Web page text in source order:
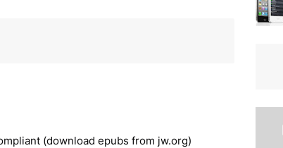
(download epubs from jw.org)